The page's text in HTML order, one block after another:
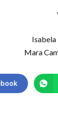
Isabela
Mara